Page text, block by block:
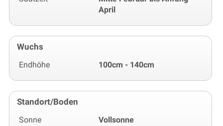
April
Wuchs
Endhöhe 100cm - 140cm
Standort/Boden
Sonne Vollsonne